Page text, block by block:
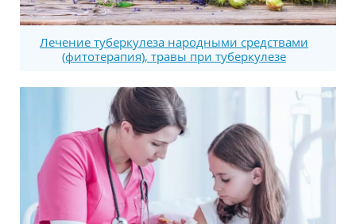
Лечение туберкулеза народными средствами
(фитотерапия), травы при туберкулезе